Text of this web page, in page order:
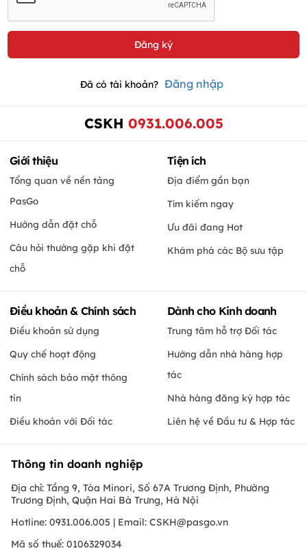
Đã có tài khoản? Đăng nhập
CSKH 0931.006.005
Giới thiệu
Tổng quan về nền tảng
PasGo
Hướng dẫn đặt chỗ
Câu hỏi thường gặp khi đặt
chỗ
Tiện ích
Địa điểm gần bạn
Tìm kiếm ngay
Ưu đãi đang Hot
Khám phá các Bộ sưu tập
Điều khoản & Chính sách
Điều khoản sử dụng
Quy chế hoạt động
Chính sách bảo mật thông
tin
Điều khoản với Đối tác
Dành cho Kinh doanh
Trung tâm hỗ trợ Đối tác
Hướng dẫn nhà hàng hợp
tác
Nhà hàng đăng ký hợp tác
Liên hệ về Đầu tư & Hợp tác
Thông tin doanh nghiệp
Địa chỉ: Tầng 9, Tòa Minori, Số 67A Trương Định, Phường
Trương Định, Quận Hai Bà Trưng, Hà Nội
Hotline: 0931.006.005 | Email: CSKH@pasgo.vn
Mã số thuế: 0106329034